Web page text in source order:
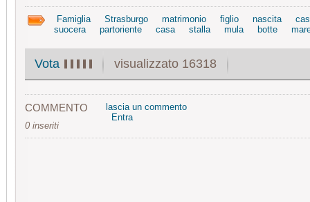
Famiglia Strasburgo matrimonio figlio nascita
suocera
partoriente casa stalla mula botte
Vota visualizzato 16318
COMMENTO
0 inseriti
lascia un commento
Entra